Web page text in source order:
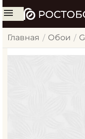
Главная / Обои /